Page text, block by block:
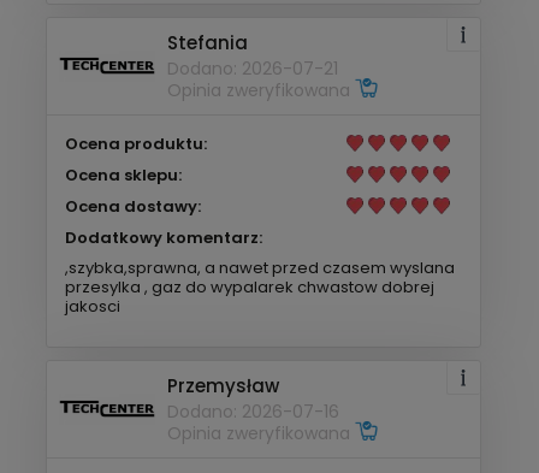
Stefania
Dodano: 2026-07-21
Opinia zweryfikowana
Ocena produktu:
Ocena sklepu:
Ocena dostawy:
Dodatkowy komentarz:
,szybka,sprawna, a nawet przed czasem wyslana
przesylka , gaz do wypalarek chwastow dobrej
jakosci
Przemysław
Dodano: 2026-07-16
Opinia zweryfikowana